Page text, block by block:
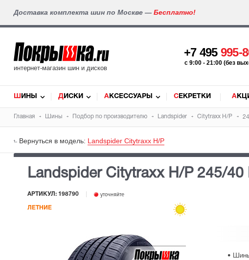
Доставка комплекта шин по Москве — Бесплатно!
интернет-магазин шин и дисков
+7 495 995-
c 9:00 - 21:00 (без
ШИНЫ ДИСКИ АКСЕССУАРЫ СЕКРЕТКИ
Главная Шины Подбор по производителю Landspider Citytraxx H/P
Вернуться в модель: Landspider Citytraxx H/P
Landspider Citytraxx H/P 245/40
АРТИКУЛ: 198790 уточняйте
ЛЕТНИЕ
•